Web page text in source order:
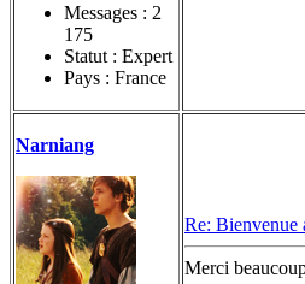
Messages : 2
175
Statut : Expert
Pays : France
Narniang
Re: Bienvenue
Merci